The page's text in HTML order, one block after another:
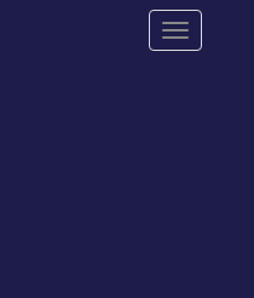
Menu